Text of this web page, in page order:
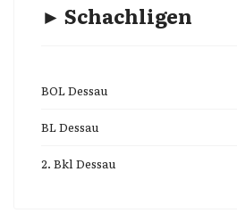
► Schachligen
BOL Dessau
BL Dessau
2. Bkl Dessau